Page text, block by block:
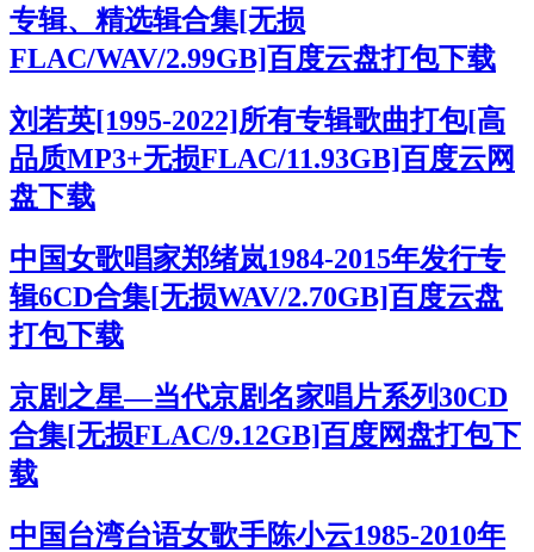
专辑、精选辑合集[无损
FLAC/WAV/2.99GB]百度云盘打包下载
刘若英[1995-2022]所有专辑歌曲打包[高
品质MP3+无损FLAC/11.93GB]百度云网
盘下载
中国女歌唱家郑绪岚1984-2015年发行专
辑6CD合集[无损WAV/2.70GB]百度云盘
打包下载
京剧之星—当代京剧名家唱片系列30CD
合集[无损FLAC/9.12GB]百度网盘打包下
载
中国台湾台语女歌手陈小云1985-2010年